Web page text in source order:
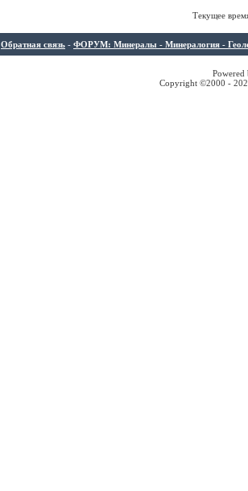
Текущее
Обратная связь - ФОРУМ: Минералы - Минералогия -
Copyright ©2000 -